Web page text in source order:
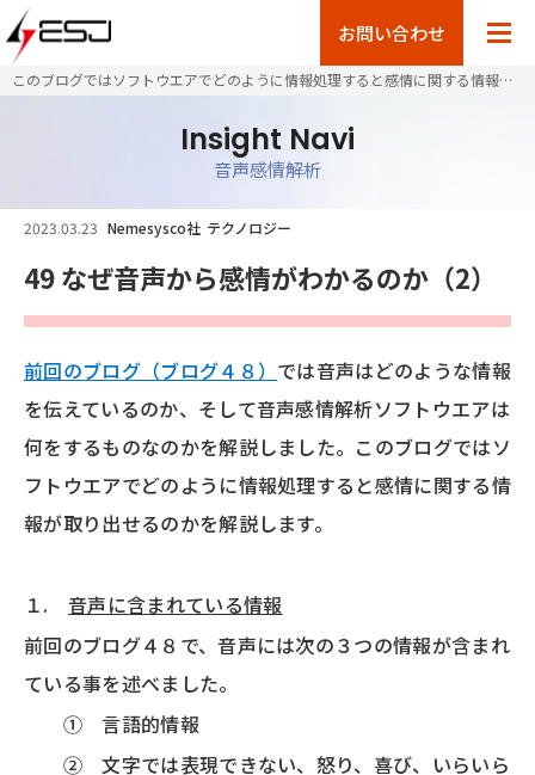
お問い合わせ
Insight Navi
音声感情解析
このブログではソフトウエアでどのように情報処理すると感情に関する情報が取り出せるのかを解説します。
2023.03.23 Nemesysco社 テクノロジー
49 なぜ音声から感情がわかるのか（2）
前回のブログ（ブログ４８） では音声はどのような情報
を伝えているのか、そして音声感情解析ソフトウエアは
何をするものなのかを解説しました。このブログではソ
フトウエアでどのように情報処理すると感情に関する情
報が取り出せるのかを解説します。
１. 音声に含まれている情報
前回のブログ４８で、音声には次の３つの情報が含まれ
ている事を述べました。
① 言語的情報
② 文字では表現できない、怒り、喜び、いらいら